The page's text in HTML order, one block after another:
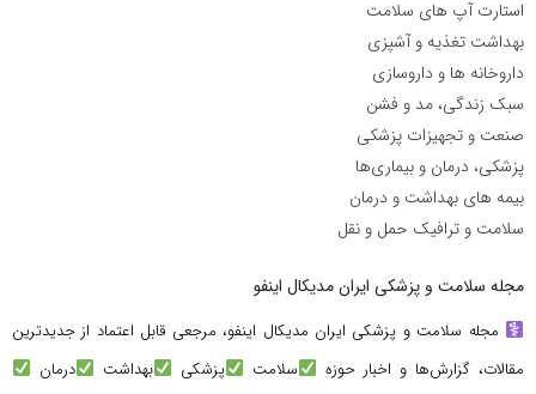
استارت آپ های سلامت
بهداشت تغذیه و آشپزی
داروخانه ها و داروسازی
سبک زندگی، مد و فشن
صنعت و تجهیزات پزشکی
پزشکی، درمان و بیماری‌ها
بیمه های بهداشت و درمان
سلامت و ترافیک حمل و نقل
مجله سلامت و پزشکی ایران مدیکال اینفو
مجله سلامت و پزشکی ایران مدیکال اینفو، مرجعی قابل اعتماد از جدیدترین
مقالات، گزارش‌ها و اخبار حوزه
سلامت پزشکی بهداشت
درمان